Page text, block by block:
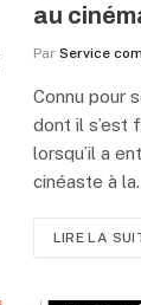
au
Par Service
Connu pour
dont il s’est
lorsqu’il a
cinéaste à
LIRE LA